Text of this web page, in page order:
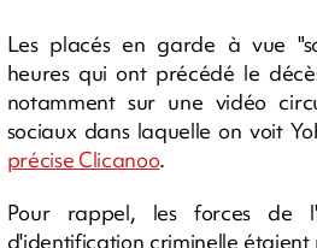
Les placés en garde à vue
heures qui ont précédé le
notamment sur une vidéo
sociaux dans laquelle on voit
précise Clicanoo.
Pour rappel, les forces de
d'identification criminelle étaient